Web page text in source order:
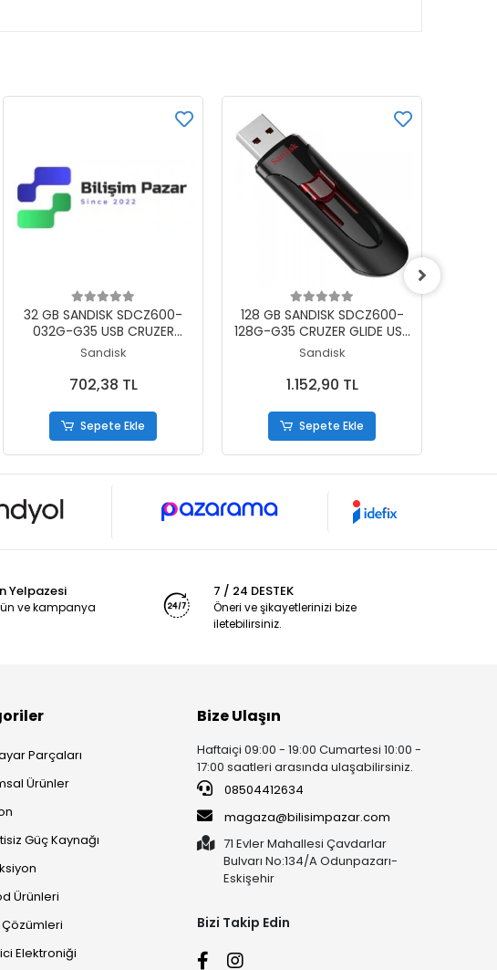
Sepete Ekle
32 GB SANDISK SDCZ600-
032G-G35 USB CRUZER
GLIDE3.0
Sandisk
702,38 TL
Sepete Ekle
Sepete Ekle
128 GB SANDISK SDCZ600-
128G-G35 CRUZER GLIDE USB
3.0 BELLEK
Sandisk
1.152,90 TL
Sepete Ekle
Yelpazesi
ve kampanya
7 / 24 DESTEK
Öneri ve şikayetlerinizi bize
iletebilirsiniz.
Parçaları
Ürünler
Güç Kaynağı
Ürünleri
Çözümleri
Elektroniği
Bize Ulaşın
Haftaiçi 09:00 - 19:00 Cumartesi 10:00 -
17:00 saatleri arasında ulaşabilirsiniz.
08504412634
magaza@bilisimpazar.com
71 Evler Mahallesi Çavdarlar
Bulvarı No:134/A Odunpazarı-
Eskişehir
Bizi Takip Edin